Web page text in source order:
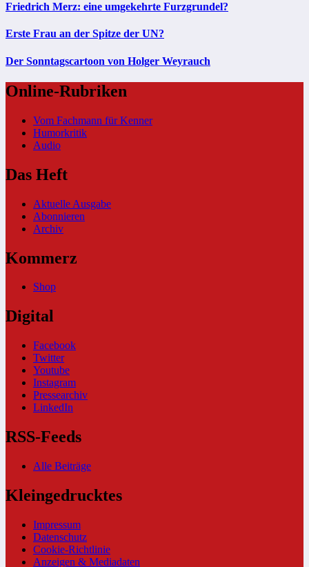
Friedrich Merz: eine umgekehrte Furzgrundel?
Erste Frau an der Spitze der UN?
Der Sonntagscartoon von Holger Weyrauch
Online-Rubriken
Vom Fachmann für Kenner
Humorkritik
Audio
Das Heft
Aktuelle Ausgabe
Abonnieren
Archiv
Kommerz
Shop
Digital
Facebook
Twitter
Youtube
Instagram
Pressearchiv
LinkedIn
RSS-Feeds
Alle Beiträge
Kleingedrucktes
Impressum
Datenschutz
Cookie-Richtlinie
Anzeigen & Mediadaten